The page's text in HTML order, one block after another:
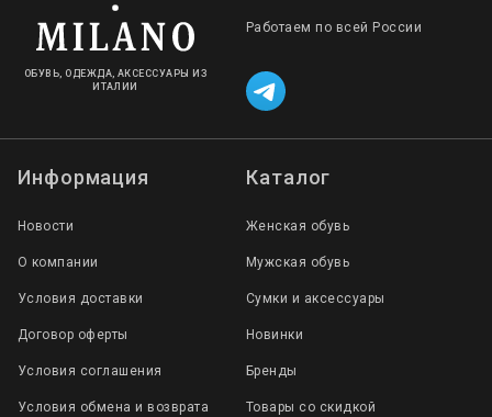
ОБУВЬ, ОДЕЖДА, АКСЕССУАРЫ ИЗ
ИТАЛИИ
Работаем по всей России
Информация
Новости
О компании
Условия доставки
Договор оферты
Условия соглашения
Условия обмена и возврата
Каталог
Женская обувь
Мужская обувь
Сумки и аксессуары
Новинки
Бренды
Товары со скидкой